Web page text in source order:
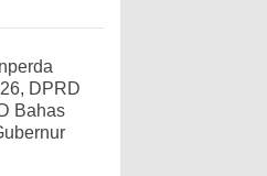
DPRD
Bahas